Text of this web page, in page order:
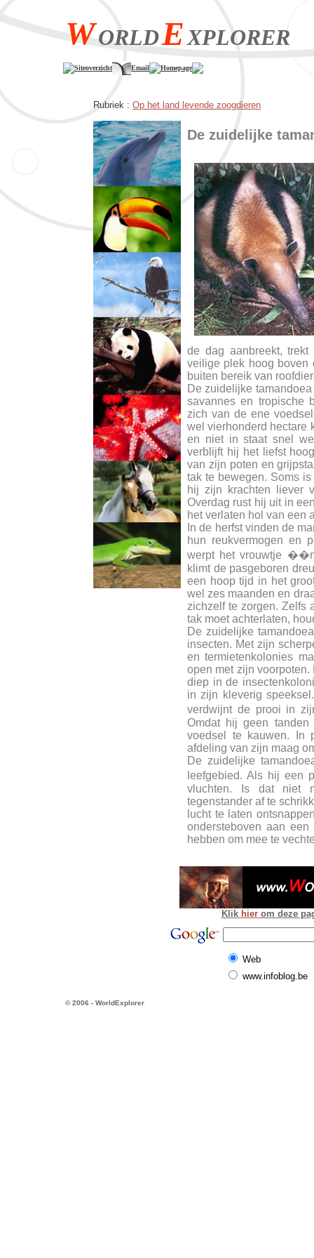
WORLDEXPLORER
Siteoverzicht Email Homepage
Rubriek : Op het land levende zoogdieren
De zuidelijke
de dag aanbreekt,
veilige plek hoog boven
buiten bereik van
De zuidelijke
savannes en tropische
zich van de ene
wel vierhonderd hectare
en niet in staat snel
verblijft hij het liefst
van zijn poten en
tak te bewegen. Soms
hij zijn krachten liever
Overdag rust hij uit in
het verlaten hol van een
In de herfst vinden de
hun reukvermogen en
werpt het vrouwtje
klimt de pasgeboren
een hoop tijd in het
wel zes maanden en
zichzelf te zorgen. Zelfs
tak moet achterlaten,
De zuidelijke
insecten. Met zijn
en termietenkolonies
open met zijn
diep in de
in zijn kleverig
verdwijnt de prooi in
Omdat hij geen
voedsel te kauwen. In
afdeling van zijn maag
De zuidelijke
leefgebied. Als hij een
vluchten. Is dat niet
tegenstander af te
lucht te laten
ondersteboven aan
hebben om mee te
Klik hier om deze
Web
www.infoblog.be
© 2006 - WorldExplorer